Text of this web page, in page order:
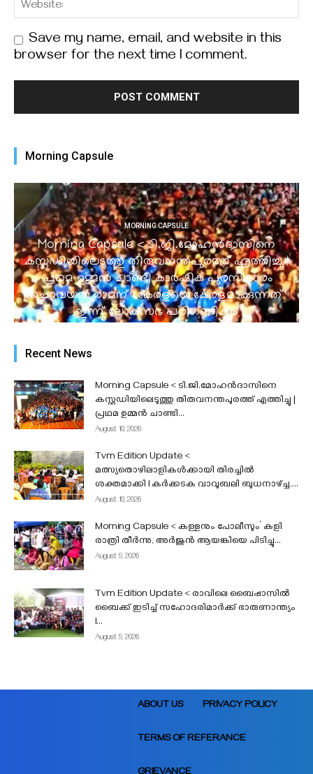
Save my name, email, and website in this
browser for the next time I comment.
Morning Capsule
MORNING CAPSULE
Morning Capsule < ടി.ജി.മോഹൻദാസിനെ
കസ്റ്റഡിയിലെടുത്തു തിരുവനന്തപുരത്ത് എത്തിച്ചു |
പ്രഥമ ഉമ്മൻ ചാണ്ടി കാർഷിക പുരസ്കാരം
ചെറുവയൽ രാമന് l കേരളയെ കേരളമാക്കുന്നത്
ഇന്ന് ലോക്‌സഭ പരിഗണിക്കും
Recent News
Morning Capsule < ടി.ജി.മോഹൻദാസിനെ
കസ്റ്റഡിയിലെടുത്തു തിരുവനന്തപുരത്ത് എത്തിച്ചു |
പ്രഥമ ഉമ്മൻ ചാണ്ടി...
August 10, 2026
Tvm Edition Update <
മത്സ്യതൊഴിലാളികൾക്കായി തിരച്ചിൽ
ശക്തമാക്കി I കർക്കടക വാവുബലി ബുധനാഴ്ച്ച,...
August 10, 2026
Morning Capsule < കള്ളനും പോലീസും’ കളി
രാത്രി തീർന്നു, അർജുൻ ആയങ്കിയെ പിടിച്ചു...
August 9, 2026
Tvm Edition Update < രാവിലെ ബൈപ്പാസിൽ
ബൈക്ക് ഇടിച്ച് സഹോദരിമാർക്ക് ഭാരുണാന്ത്യം
l...
August 9, 2026
ABOUT US PRIVACY POLICY
TERMS OF REFERANCE